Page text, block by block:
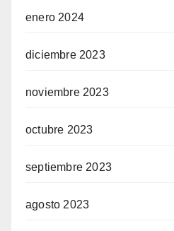
enero 2024
diciembre 2023
noviembre 2023
octubre 2023
septiembre 2023
agosto 2023